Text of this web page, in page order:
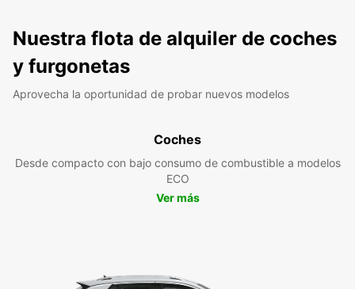
Nuestra flota de alquiler de coches
y furgonetas
Aprovecha la oportunidad de probar nuevos modelos
Coches
Desde compacto con bajo consumo de combustible a modelos
ECO
Ver más